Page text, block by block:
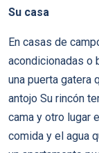
Su casa
En casas de
acondicionadas o
una puerta gatera
antojo Su rincón
cama y otro lugar
comida y el agua